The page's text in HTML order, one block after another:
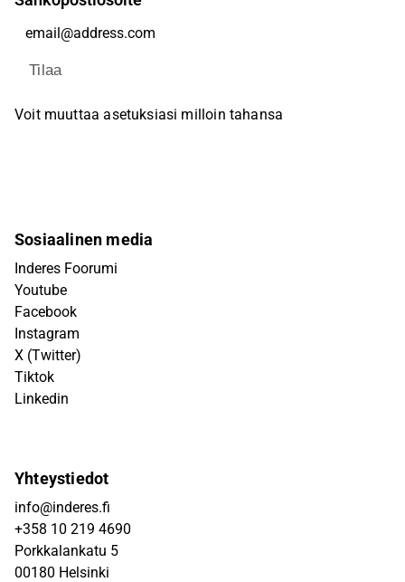
Tilaa
Voit muuttaa asetuksiasi milloin tahansa
Sosiaalinen media
Inderes Foorumi
Youtube
Facebook
Instagram
X (Twitter)
Tiktok
Linkedin
Yhteystiedot
info@inderes.fi
+358 10 219 4690
Porkkalankatu 5
00180 Helsinki